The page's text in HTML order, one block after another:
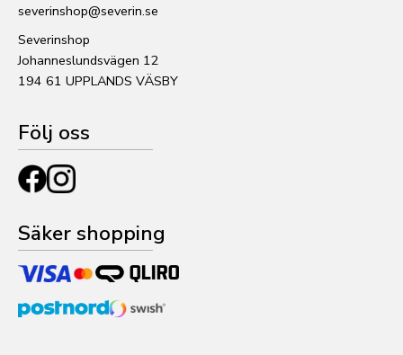
severinshop@severin.se
Severinshop
Johanneslundsvägen 12
194 61 UPPLANDS VÄSBY
Följ oss
Säker shopping